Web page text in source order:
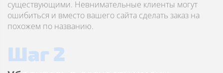
существующими. Невнимательные клиенты могут
ошибиться и вместо вашего сайта сделать заказ на
похожем по названию.
Шаг 2